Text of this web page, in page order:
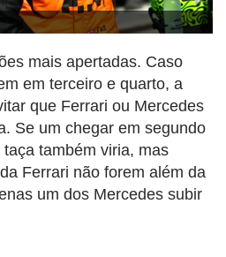
mais apertadas. Caso
em terceiro e quarto, a
que Ferrari ou Mercedes
Se um chegar em segundo
também viria, mas
Ferrari não forem além da
um dos Mercedes subir